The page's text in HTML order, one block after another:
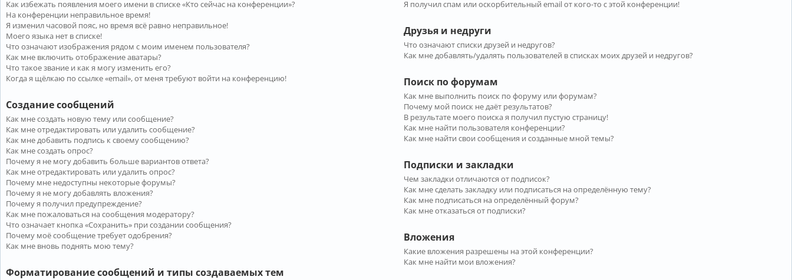
Как избежать появления моего имени в списке «Кто сейчас на конференции»?
На конференции неправильное время!
Я изменил часовой пояс, но время всё равно неправильное!
Моего языка нет в списке!
Что означают изображения рядом с моим именем пользователя?
Как мне включить отображение аватары?
Что такое звание и как я могу изменить его?
Когда я щёлкаю по ссылке «email», от меня требуют войти на конференцию!
Создание сообщений
Как мне создать новую тему или сообщение?
Как мне отредактировать или удалить сообщение?
Как мне добавить подпись к своему сообщению?
Как мне создать опрос?
Почему я не могу добавить больше вариантов ответа?
Как мне отредактировать или удалить опрос?
Почему мне недоступны некоторые форумы?
Почему я не могу добавлять вложения?
Почему я получил предупреждение?
Как мне пожаловаться на сообщения модератору?
Что означает кнопка «Сохранить» при создании сообщения?
Почему моё сообщение требует одобрения?
Как мне вновь поднять мою тему?
Форматирование сообщений и типы создаваемых тем
Я получил спам или оскорбительный email от кого-то с этой конференции!
Друзья и недруги
Что означают списки друзей и недругов?
Как мне добавлять/удалять пользователей в списках моих друзей и недругов?
Поиск по форумам
Как мне выполнить поиск по форуму или форумам?
Почему мой поиск не даёт результатов?
В результате моего поиска я получил пустую страницу!
Как мне найти пользователя конференции?
Как мне найти свои сообщения и созданные мной темы?
Подписки и закладки
Чем закладки отличаются от подписок?
Как мне сделать закладку или подписаться на определённую тему?
Как мне подписаться на определённый форум?
Как мне отказаться от подписки?
Вложения
Какие вложения разрешены на этой конференции?
Как мне найти мои вложения?